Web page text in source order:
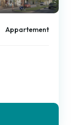
Appartement